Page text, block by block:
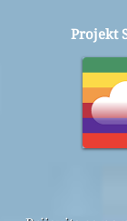
Projekt